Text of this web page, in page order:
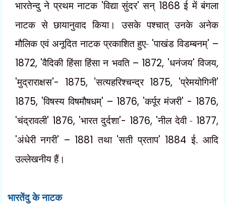
भारतेन्दु ने प्रथम नाटक 'विद्या सुंदर'सन् 1868 ई में बंगला
नाटक से छायानुवाद किया। उसके पश्चात् उनके अनेक
मौलिक एवं अनूदित नाटक प्रकाशित हुए- 'पाखंड विडम्बनम्' –
1872, 'वैदिकी हिंसा हिंसा न भवति – 1872, 'धनंजय'विजय,
'मुद्राराक्षस'- 1875, 'सत्यहरिश्चन्द्र 1875, 'प्रेमयोगिनी'
1875, 'विषस्य विषमौषधम्' – 1876, 'कर्पूर मंजरी' - 1876,
'चंद्रावली' 1876, 'भारत दुर्दशा'- 1876, 'नील देवी - 1877,
'अंधेरी नगरी' – 1881 तथा 'सती प्रताप' 1884 ई. आदि
उल्लेखनीय हैं।
भारतेंदु के नाटक